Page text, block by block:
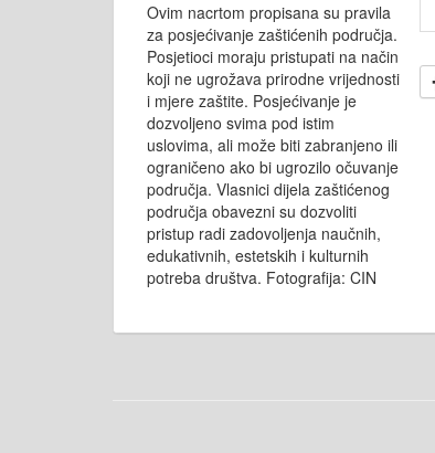
Ovim nacrtom propisana su pravila
za posjećivanje zaštićenih područja.
Posjetioci moraju pristupati na način
koji ne ugrožava prirodne vrijednosti
i mjere zaštite. Posjećivanje je
dozvoljeno svima pod istim
uslovima, ali može biti zabranjeno ili
ograničeno ako bi ugrozilo očuvanje
područja. Vlasnici dijela zaštićenog
područja obavezni su dozvoliti
pristup radi zadovoljenja naučnih,
edukativnih, estetskih i kulturnih
potreba društva. Fotografija: CIN